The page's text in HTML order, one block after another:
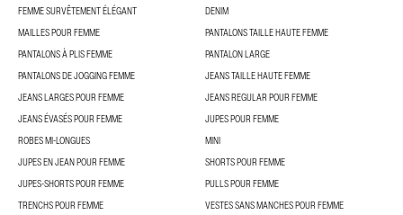
FEMME SURVÊTEMENT ÉLÉGANT
DENIM
MAILLES POUR FEMME
PANTALONS TAILLE HAUTE FEMME
PANTALONS À PLIS FEMME
PANTALON LARGE
PANTALONS DE JOGGING FEMME
JEANS TAILLE HAUTE FEMME
JEANS LARGES POUR FEMME
JEANS REGULAR POUR FEMME
JEANS ÉVASÉS POUR FEMME
JUPES POUR FEMME
ROBES MI-LONGUES
MINI
JUPES EN JEAN POUR FEMME
SHORTS POUR FEMME
JUPES-SHORTS POUR FEMME
PULLS POUR FEMME
TRENCHS POUR FEMME
VESTES SANS MANCHES POUR FEMME